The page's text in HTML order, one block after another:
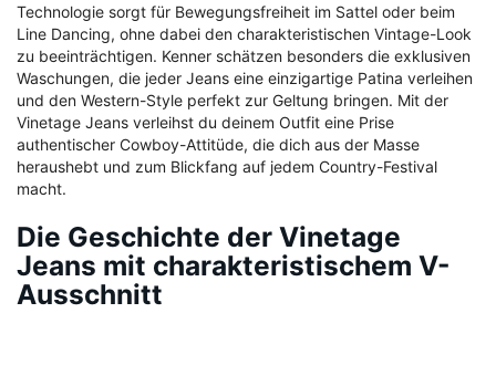
Technologie sorgt für Bewegungsfreiheit im Sattel oder beim
Line Dancing, ohne dabei den charakteristischen Vintage-Look
zu beeinträchtigen. Kenner schätzen besonders die exklusiven
Waschungen, die jeder Jeans eine einzigartige Patina verleihen
und den Western-Style perfekt zur Geltung bringen. Mit der
Vinetage Jeans verleihst du deinem Outfit eine Prise
authentischer Cowboy-Attitüde, die dich aus der Masse
heraushebt und zum Blickfang auf jedem Country-Festival
macht.
Die Geschichte der Vinetage
Jeans mit charakteristischem V-
Ausschnitt